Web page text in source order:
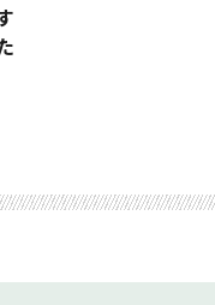
ト
ィ基盤」
プのフラグシップ
場
大なカフェ
でもある
来に繋げる